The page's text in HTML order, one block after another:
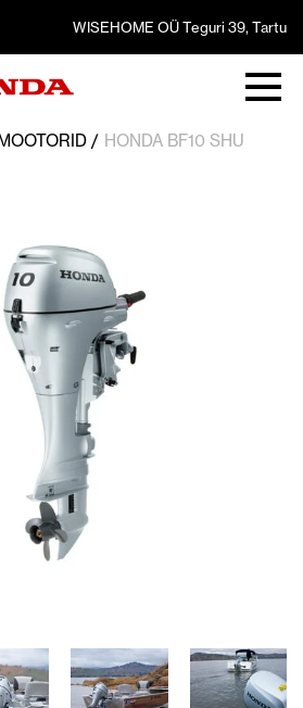
WISEHOME OÜ Teguri 39, Tartu
HONDA BF10 SHU